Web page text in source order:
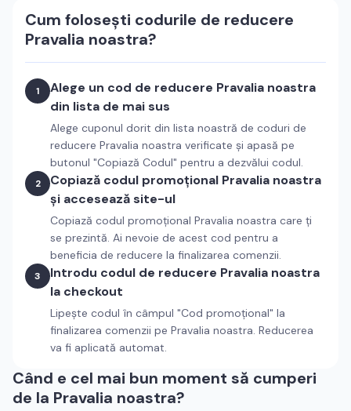
Cum folosești codurile de reducere
Pravalia noastra?
1 Alege un cod de reducere Pravalia noastra
din lista de mai sus
Alege cuponul dorit din lista noastră de coduri de
reducere Pravalia noastra verificate și apasă pe
butonul "Copiază Codul" pentru a dezvălui codul.
2 Copiază codul promoțional Pravalia noastra
și accesează site-ul
Copiază codul promoțional Pravalia noastra care ți
se prezintă. Ai nevoie de acest cod pentru a
beneficia de reducere la finalizarea comenzii.
3 Introdu codul de reducere Pravalia noastra
la checkout
Lipește codul în câmpul "Cod promoțional" la
finalizarea comenzii pe Pravalia noastra. Reducerea
va fi aplicată automat.
Când e cel mai bun moment să cumperi
de la Pravalia noastra?